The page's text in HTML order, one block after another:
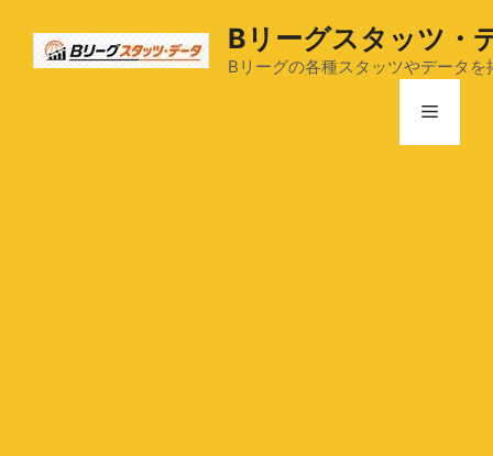
Bリーグスタッツ・
Bリーグの各種スタッツやデータを
メ